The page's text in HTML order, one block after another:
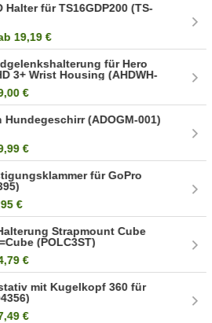
Halter für TS16GDP200 (TS-
19,19 €
für Hero
3+ Wrist Housing (AHDWH-
€
Hundegeschirr (ADOGM-001)
€
für GoPro
€
Strapmount Cube
(POLC3ST)
€
mit Kugelkopf 360 für
€